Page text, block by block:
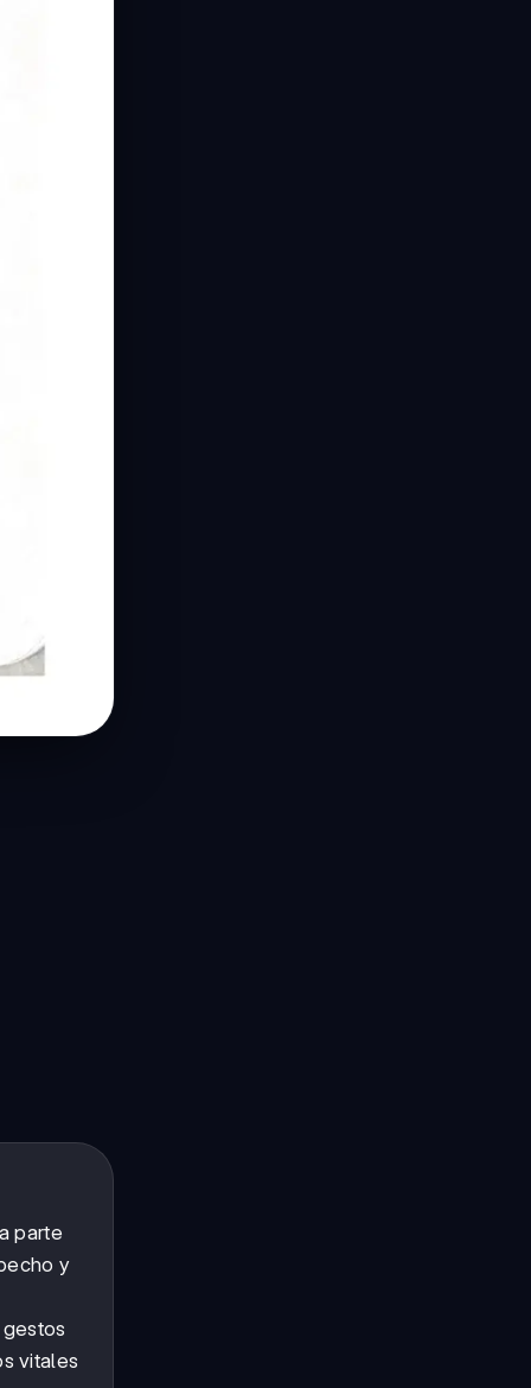
parte
y
vitales